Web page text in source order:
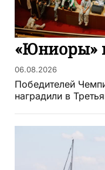
«Юниоры»
06.08.2026
Победителей
наградили в